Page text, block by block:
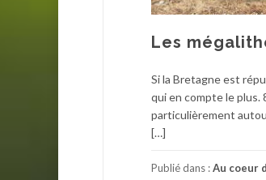
Les
Si la Bretagne est
qui en compte le
particulièrement
[…]
Publié dans :Au coeur